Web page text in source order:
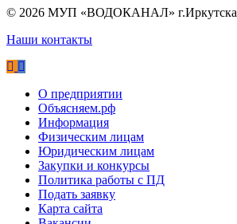
© 2026 МУП «ВОДОКАНАЛ» г.Иркутска
Наши контакты
О предприятии
Объясняем.рф
Информация
Физическим лицам
Юридическим лицам
Закупки и конкурсы
Политика работы с ПД
Подать заявку
Карта сайта